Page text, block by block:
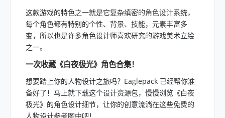
这款游戏的特色之一就是它复杂缜密的角色设计系统，
每个角色都有特别的个性、背景、技能，元素丰富多
变，所以也是许多角色设计师喜欢研究的游戏美术立绘
之一。
一次收藏《白夜极光》角色合集！
想要踏上你的人物设计之旅吗？Eaglepack 已经帮你准
备好了！马上就下载这个设计资源包，慢慢浏览《白夜
极光》的角色设计细节，让你的创意流淌在这些免费的
人物设计参考图中吧！